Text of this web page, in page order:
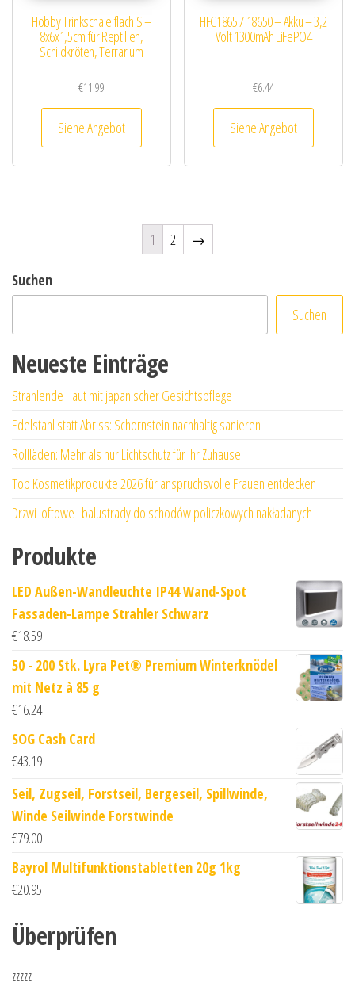
Hobby Trinkschale flach S –
8x6x1,5cm für Reptilien,
Schildkröten, Terrarium
€11.99
Siehe Angebot
HFC1865 / 18650 – Akku – 3,2
Volt 1300mAh LiFePO4
€6.44
Siehe Angebot
1 2 →
Suchen
Suchen
Neueste Einträge
Strahlende Haut mit japanischer Gesichtspflege
Edelstahl statt Abriss: Schornstein nachhaltig sanieren
Rollläden: Mehr als nur Lichtschutz für Ihr Zuhause
Top Kosmetikprodukte 2026 für anspruchsvolle Frauen entdecken
Drzwi loftowe i balustrady do schodów policzkowych nakładanych
Produkte
LED Außen-Wandleuchte IP44 Wand-Spot
Fassaden-Lampe Strahler Schwarz
€18.59
50 - 200 Stk. Lyra Pet® Premium Winterknödel
mit Netz à 85 g
€16.24
SOG Cash Card
€43.19
Seil, Zugseil, Forstseil, Bergeseil, Spillwinde,
Winde Seilwinde Forstwinde
€79.00
Bayrol Multifunktionstabletten 20g 1kg
€20.95
Überprüfen
zzzzz